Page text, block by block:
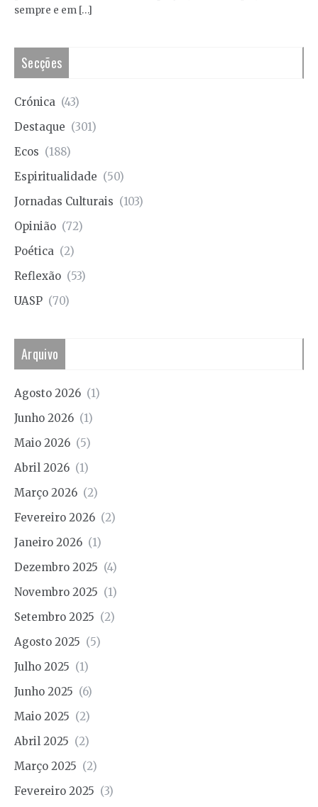
sempre e em […]
Secções
Crónica (43)
Destaque (301)
Ecos (188)
Espiritualidade (50)
Jornadas Culturais (103)
Opinião (72)
Poética (2)
Reflexão (53)
UASP (70)
Arquivo
Agosto 2026 (1)
Junho 2026 (1)
Maio 2026 (5)
Abril 2026 (1)
Março 2026 (2)
Fevereiro 2026 (2)
Janeiro 2026 (1)
Dezembro 2025 (4)
Novembro 2025 (1)
Setembro 2025 (2)
Agosto 2025 (5)
Julho 2025 (1)
Junho 2025 (6)
Maio 2025 (2)
Abril 2025 (2)
Março 2025 (2)
Fevereiro 2025 (3)